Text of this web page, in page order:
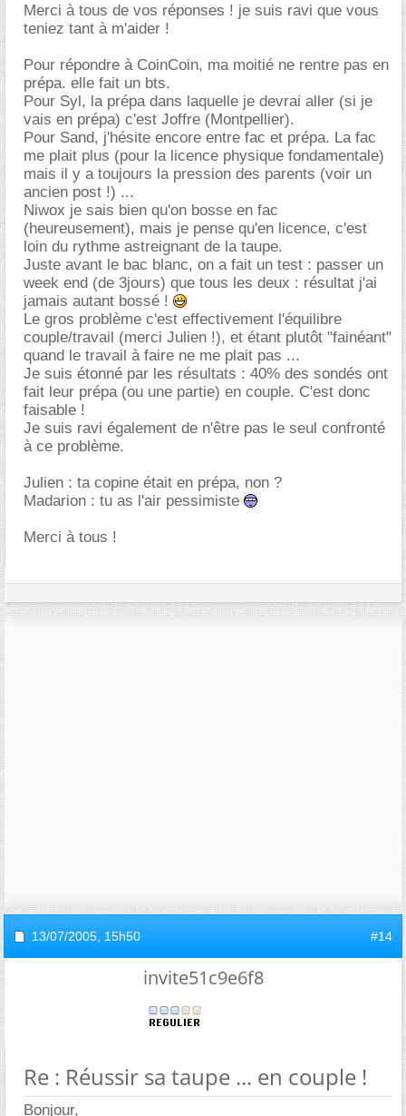
Merci à tous de vos réponses ! je suis ravi que vous
teniez tant à m'aider !
Pour répondre à CoinCoin, ma moitié ne rentre pas en
prépa. elle fait un bts.
Pour Syl, la prépa dans laquelle je devrai aller (si je
vais en prépa) c'est Joffre (Montpellier).
Pour Sand, j'hésite encore entre fac et prépa. La fac
me plait plus (pour la licence physique fondamentale)
mais il y a toujours la pression des parents (voir un
ancien post !) ...
Niwox je sais bien qu'on bosse en fac
(heureusement), mais je pense qu'en licence, c'est
loin du rythme astreignant de la taupe.
Juste avant le bac blanc, on a fait un test : passer un
week end (de 3jours) que tous les deux : résultat j'ai
jamais autant bossé !
Le gros problème c'est effectivement l'équilibre
couple/travail (merci Julien !), et étant plutôt "fainéant"
quand le travail à faire ne me plait pas ...
Je suis étonné par les résultats : 40% des sondés ont
fait leur prépa (ou une partie) en couple. C'est donc
faisable !
Je suis ravi également de n'être pas le seul confronté
à ce problème.
Julien : ta copine était en prépa, non ?
Madarion : tu as l'air pessimiste
Merci à tous !
13/07/2005, 15h50 #14
invite51c9e6f8
Re : Réussir sa taupe ... en couple !
Bonjour,